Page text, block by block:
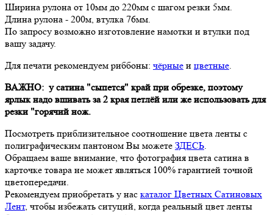
Ширина рулона от 10мм до 220мм с шагом резки 5мм.
Длина рулона - 200м, втулка 76мм.
По запросу возможно изготовление намотки и втулки под
вашу задачу.
Для печати рекомендуем риббоны: чёрные и цветные
ВАЖНО: у сатина "сыпется" край при обрезке, поэтому
ярлык надо вшивать за 2 края петлёй или же использовать для
резки "горячий нож.
Посмотреть приблизительное соотношение цвета ленты с
полиграфическим пантоном Вы можете ЗДЕСЬ
Обращаем ваше внимание, что фотография цвета сатина в
карточке товара не может являться 100% гарантией точной
цветопередачи.
Рекомендуем приобретать у нас каталог Цветных Сатиновых
Лент, чтобы избежать ситуций, когда реальный цвет ленты